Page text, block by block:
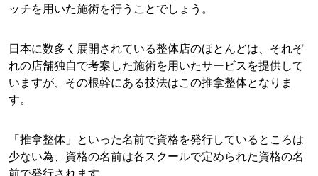
ッチを用いた施術を行うことでしょう。
日本に数多く展開されている整体店のほとんどは、それぞ
れの店舗独自で考案した施術を用いたサービスを提供して
いますが、その根幹にある技法はこの推拿整体となりま
す。
「推拿整体」といった名前で資格を発行しているところは
少ない為、資格の名前は各スクールで定められた資格の名